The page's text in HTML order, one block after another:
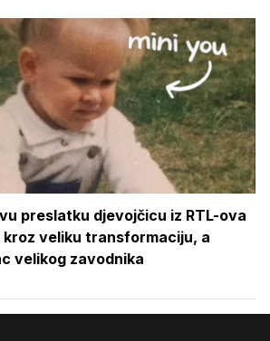
preslatku djevojčicu iz RTL-ova
kroz veliku transformaciju, a
velikog zavodnika